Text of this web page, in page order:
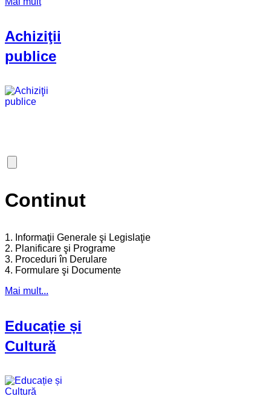
Achiziţii
publice
Continut
1. Informaţii Generale şi Legislaţie
2. Planificare şi Programe
3. Proceduri în Derulare
4. Formulare şi Documente
Mai mult...
Educație și
Cultură